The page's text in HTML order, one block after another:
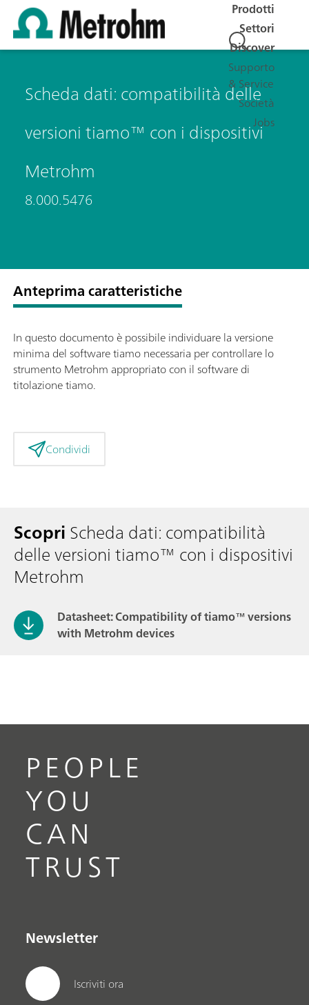
Prodotti
Settori
Discover
Supporto
& Service
Società
Jobs
Scheda dati: compatibilità delle
versioni tiamo™ con i dispositivi
Metrohm
8.000.5476
Anteprima caratteristiche
In questo documento è possibile individuare la versione
minima del software tiamo necessaria per controllare lo
strumento Metrohm appropriato con il software di
titolazione tiamo.
Condividi
ScopriScheda dati: compatibilità
delle versioni tiamo™ con i dispositivi
Metrohm
Datasheet: Compatibility of tiamo™ versions
with Metrohm devices
PEOPLE
YOU
CAN
TRUST
Newsletter
Iscriviti ora